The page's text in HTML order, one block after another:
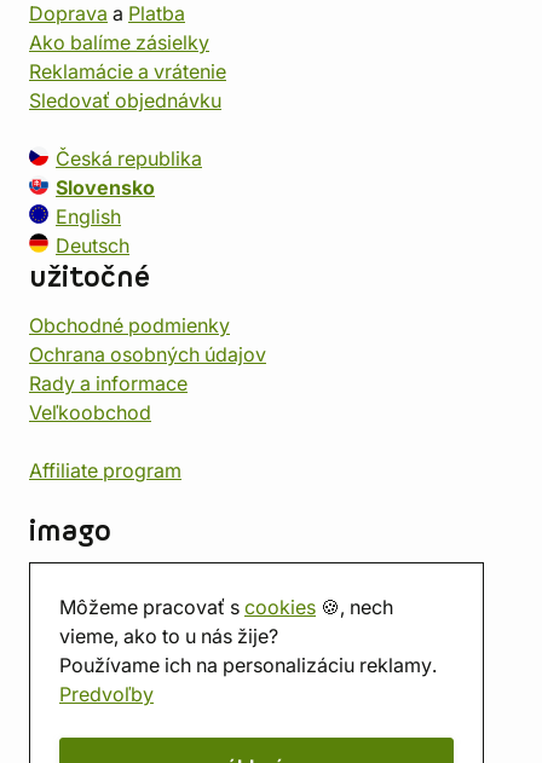
Môžeme pracovať s cookies 🍪, nech
vieme, ako to u nás žije?
Používame ich na personalizáciu reklamy.
Predvoľby
Doprava a Platba
Ako balíme zásielky
Reklamácie a vrátenie
Sledovať objednávku
Česká republika
Slovensko
English
Deutsch
užitočné
Obchodné podmienky
Ochrana osobných údajov
Rady a informace
Veľkoobchod
Affiliate program
imago
Predajňa
Herňa
O nás
Hodnotenie obchodu